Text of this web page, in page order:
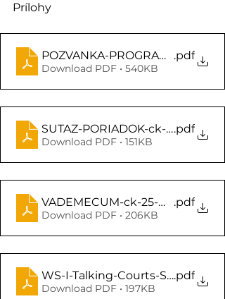
Prílohy
POZVANKA-PROGRAM-ck-25-
.pdf
Download PDF • 540KB
SUTAZ-PORIADOK-ck-25-OLP
.pdf
Download PDF • 151KB
VADEMECUM-ck-25-OLP.pdf
Download PDF • 206KB
WS-I-Talking-Courts-Sudy-a-
.pdf
Download PDF • 197KB